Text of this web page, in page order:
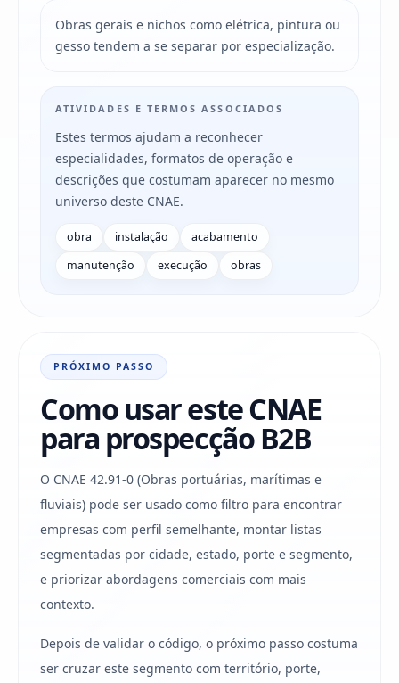
Obras gerais e nichos como elétrica, pintura ou
gesso tendem a se separar por especialização.
ATIVIDADES E TERMOS ASSOCIADOS
Estes termos ajudam a reconhecer
especialidades, formatos de operação e
descrições que costumam aparecer no mesmo
universo deste CNAE.
obra instalação
acabamento
manutenção
execução obras
PRÓXIMO PASSO
Como usar este CNAE
para prospecção B2B
O CNAE 42.91-0 (Obras portuárias, marítimas e
fluviais) pode ser usado como filtro para encontrar
empresas com perfil semelhante, montar listas
segmentadas por cidade, estado, porte e segmento,
e priorizar abordagens comerciais com mais
contexto.
Depois de validar o código, o próximo passo costuma
ser cruzar este segmento com território, porte,